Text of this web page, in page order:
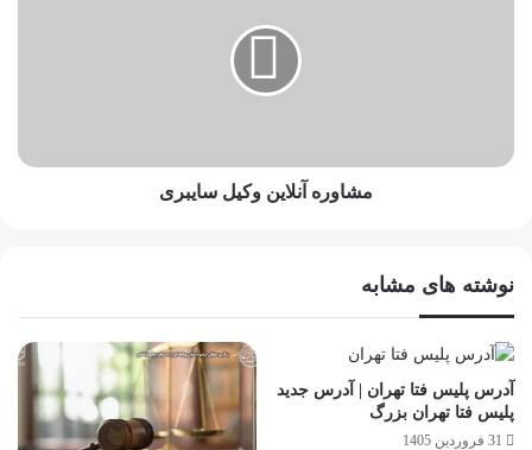
مشاوره آنلاین وکیل سایبری
نوشته های مشابه
آدرس پلیس فتا تهران | آدرس جدید
پلیس فتا تهران بزرگ
31 فروردین 1405